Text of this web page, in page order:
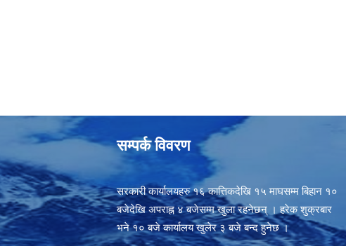
सम्पर्क विवरण
सरकारी कार्यालयहरु १६ कात्तिकदेखि १५ माघसम्म बिहान १०
बजेदेखि अपराह्न ४ बजेसम्म खुला रहनेछन् । हरेक शुक्रबार
भने १० बजे कार्यालय खुलेर ३ बजे बन्द हुनेछ ।